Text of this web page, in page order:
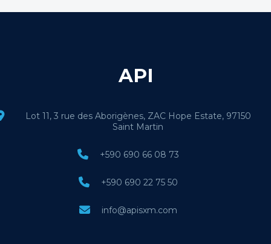
API
Lot 11, 3 rue des Aborigènes, ZAC Hope Estate, 97150
Saint Martin
+590 690 66 08 73
+590 690 22 75 50
info@apisxm.com